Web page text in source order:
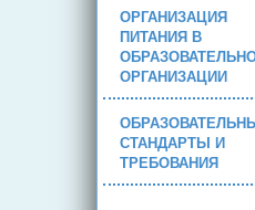
ОРГАНИЗАЦИЯ
ПИТАНИЯ В
ОРГАНИЗАЦИИ
СТАНДАРТЫ И
ТРЕБОВАНИЯ